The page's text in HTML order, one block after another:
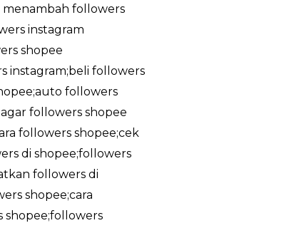
followers
instagram
shopee
instagram;beli followers
followers
followers shopee
followers shopee;cek
di shopee;followers
followers di
shopee;cara
shopee;followers